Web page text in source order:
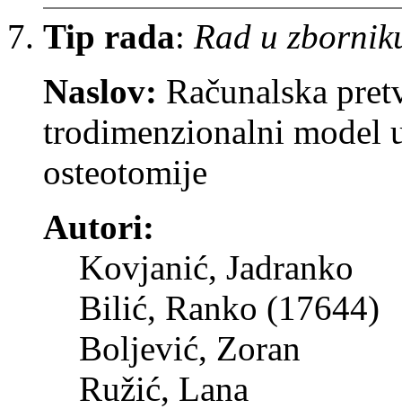
Tip rada: Rad u
Naslov: Računalska
trodimenzionalni model
osteotomije
Autori:
Kovjanić, Jadranko
Bilić, Ranko (17644)
Boljević, Zoran
Ružić, Lana